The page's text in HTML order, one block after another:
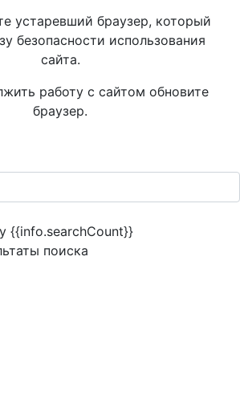
устаревший браузер, который
безопасности использования
сайта.
работу с сайтом обновите
браузер.
{{info.searchCount}}
поиска